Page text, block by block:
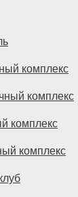
комплекс
комплекс
комплекс
комплекс